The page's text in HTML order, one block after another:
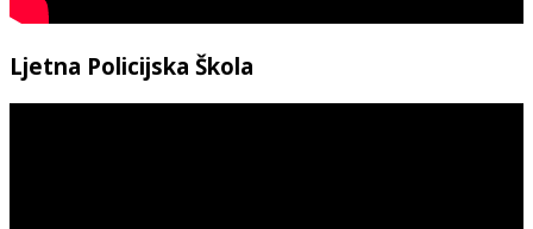
Ljetna Policijska Škola